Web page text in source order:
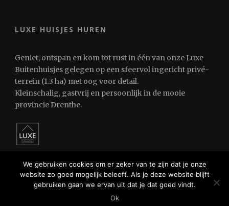
LUXE HUISJES HUREN
Geniet, ontspan en kom tot rust in één van onze Luxe
Buitenhuisjes gelegen op een sfeervol ingericht privé-
terrein (1.3 ha) met oog voor detail.
Kleinschalig, gastvrij en persoonlijk in de mooie
provincie Drenthe.
© 2024 Luxe Huisjes Huren
We gebruiken cookies om er zeker van te zijn dat je onze
website zo goed mogelijk beleeft. Als je deze website blijft
gebruiken gaan we ervan uit dat je dat goed vindt.
Ok